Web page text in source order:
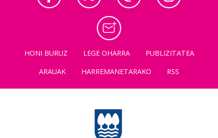
HONI BURUZ LEGE OHARRA
PUBLIZITATEA
ARAUAK
HARREMANETARAKO RSS